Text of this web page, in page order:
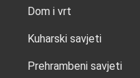
Dom i vrt
Kuharski savjeti
Prehrambeni savjeti